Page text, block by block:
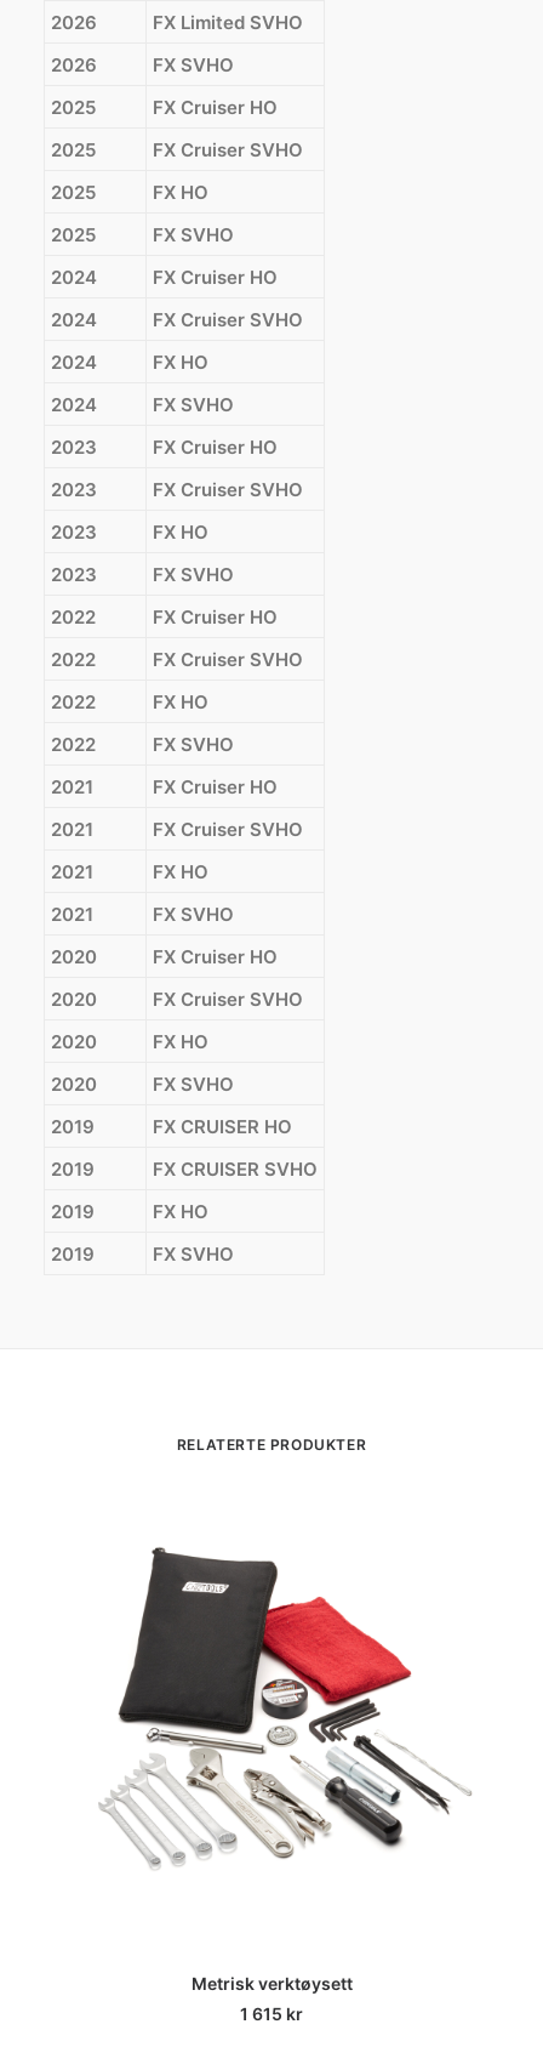
2026
FX Limited SVHO
2026
FX SVHO
2025
FX Cruiser HO
2025
FX Cruiser SVHO
2025
FX HO
2025
FX SVHO
2024
FX Cruiser HO
2024
FX Cruiser SVHO
2024
FX HO
2024
FX SVHO
2023
FX Cruiser HO
2023
FX Cruiser SVHO
2023
FX HO
2023
FX SVHO
2022
FX Cruiser HO
2022
FX Cruiser SVHO
2022
FX HO
2022
FX SVHO
2021
FX Cruiser HO
2021
FX Cruiser SVHO
2021
FX HO
2021
FX SVHO
2020
FX Cruiser HO
2020
FX Cruiser SVHO
2020
FX HO
2020
FX SVHO
2019
FX CRUISER HO
2019
FX CRUISER SVHO
2019
FX HO
2019
FX SVHO
RELATERTE PRODUKTER
Metrisk verktøysett
1 615 kr